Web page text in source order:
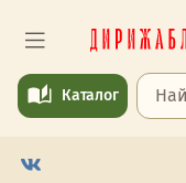
Каталог